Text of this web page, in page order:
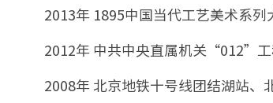
2013年 1895中国当代工艺美术系
2012年 中共中央直属机关“012”工
2008年 北京地铁十号线团结湖站、